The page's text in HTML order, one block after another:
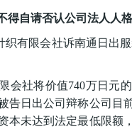
得自请否认公司法人人格
织有限会社诉南通日出
会社将价值740万日元
告日出公司辩称公司目
本未达到法定最低限